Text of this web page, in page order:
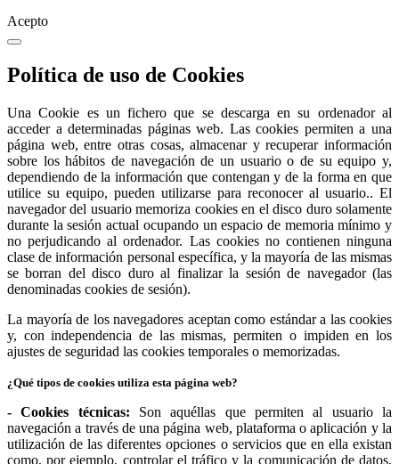
Acepto
Política de uso de Cookies
Una Cookie es un fichero que se descarga en su ordenador al
acceder a determinadas páginas web. Las cookies permiten a una
página web, entre otras cosas, almacenar y recuperar información
sobre los hábitos de navegación de un usuario o de su equipo y,
dependiendo de la información que contengan y de la forma en que
utilice su equipo, pueden utilizarse para reconocer al usuario.. El
navegador del usuario memoriza cookies en el disco duro solamente
durante la sesión actual ocupando un espacio de memoria mínimo y
no perjudicando al ordenador. Las cookies no contienen ninguna
clase de información personal específica, y la mayoría de las mismas
se borran del disco duro al finalizar la sesión de navegador (las
denominadas cookies de sesión).
La mayoría de los navegadores aceptan como estándar a las cookies
y, con independencia de las mismas, permiten o impiden en los
ajustes de seguridad las cookies temporales o memorizadas.
¿Qué tipos de cookies utiliza esta página web?
- Cookies técnicas: Son aquéllas que permiten al usuario la
navegación a través de una página web, plataforma o aplicación y la
utilización de las diferentes opciones o servicios que en ella existan
como, por ejemplo, controlar el tráfico y la comunicación de datos,